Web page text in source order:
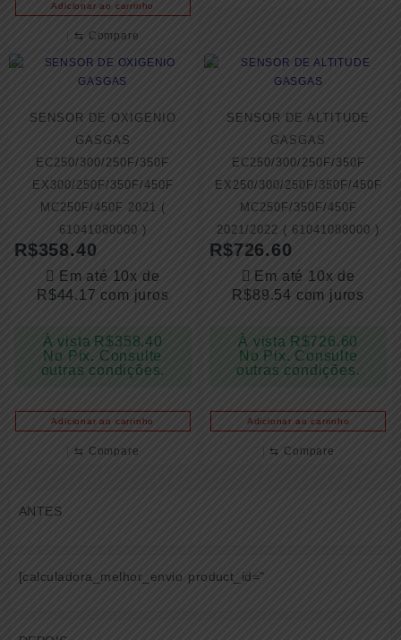
Adicionar ao carrinho
⇆ Compare
SENSOR DE OXIGENIO
GASGAS
EC250/300/250F/350F
EX300/250F/350F/450F
MC250F/450F 2021 (
61041080000 )
R$358.40
Em até 10x de
R$44.17 com juros
À vista R$358.40
No Pix. Consulte
outras condições.
Adicionar ao carrinho
⇆ Compare
SENSOR DE ALTITUDE
GASGAS
EC250/300/250F/350F
EX250/300/250F/350F/450F
MC250F/350F/450F
2021/2022 ( 61041088000 )
R$726.60
Em até 10x de
R$89.54 com juros
À vista R$726.60
No Pix. Consulte
outras condições.
Adicionar ao carrinho
⇆ Compare
ANTES
[calculadora_melhor_envio product_id="